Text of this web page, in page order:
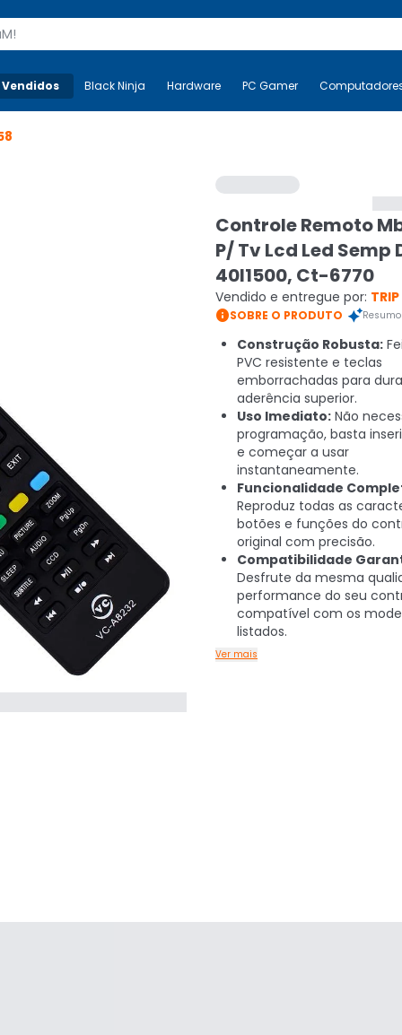
Mais-v- Black Ninja Hardware PC Gamer
Black Ninja Hardware PC Gamer
Controle Remoto
P/ Tv Lcd Led Semp
40l1500, Ct-6770
Vendido e entregue por:
SOBRE O PRODUTO
Construção Robusta:
PVC resistente e teclas
emborrachadas para
aderência superior.
Uso Imediato: Não
programação, basta
e começar a usar
instantaneamente.
Funcionalidade
Reproduz todas as
botões e funções do
original com precisão.
Compatibilidade
Desfrute da mesma
performance do seu
compatível com os
listados.
Ver mais